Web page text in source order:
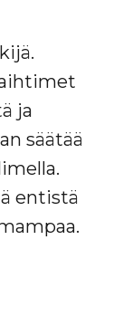
ja
säätää
entistä